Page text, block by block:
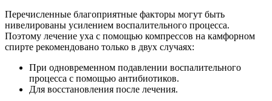
Перечисленные благоприятные факторы могут быть
нивелированы усилением воспалительного процесса.
Поэтому лечение уха с помощью компрессов на камфорном
спирте рекомендовано только в двух случаях:
При одновременном подавлении воспалительного
процесса с помощью антибиотиков.
Для восстановления после лечения.